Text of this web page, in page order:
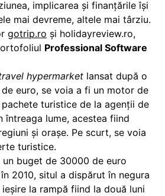
implicarea şi finanţările îşi
mai devreme, altele mai târziu.
gotrip.ro şi holidayreview.ro,
Professional Software
hypermarket lansat după o
euro, se voia a fi un motor de
turistice de la agenţii de
întreaga lume, acestea fiind
şi oraşe. Pe scurt, se voia
turistice.
un buget de 30000 de euro
2010, situl a dispărut în negura
la rampă fiind la două luni